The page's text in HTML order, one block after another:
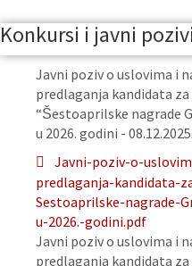
Konkursi i javni pozivi
Javni poziv o uslovima i
predlaganja kandidata
“Šestoaprilske nagrade
u 2026. godini - 08.12.2025.
Javni-poziv-o-
predlaganja-kandidata-
Sestoaprilske-nagrade-
u-2026.-godini.pdf
Javni poziv o uslovima i
predlaganja kandidata